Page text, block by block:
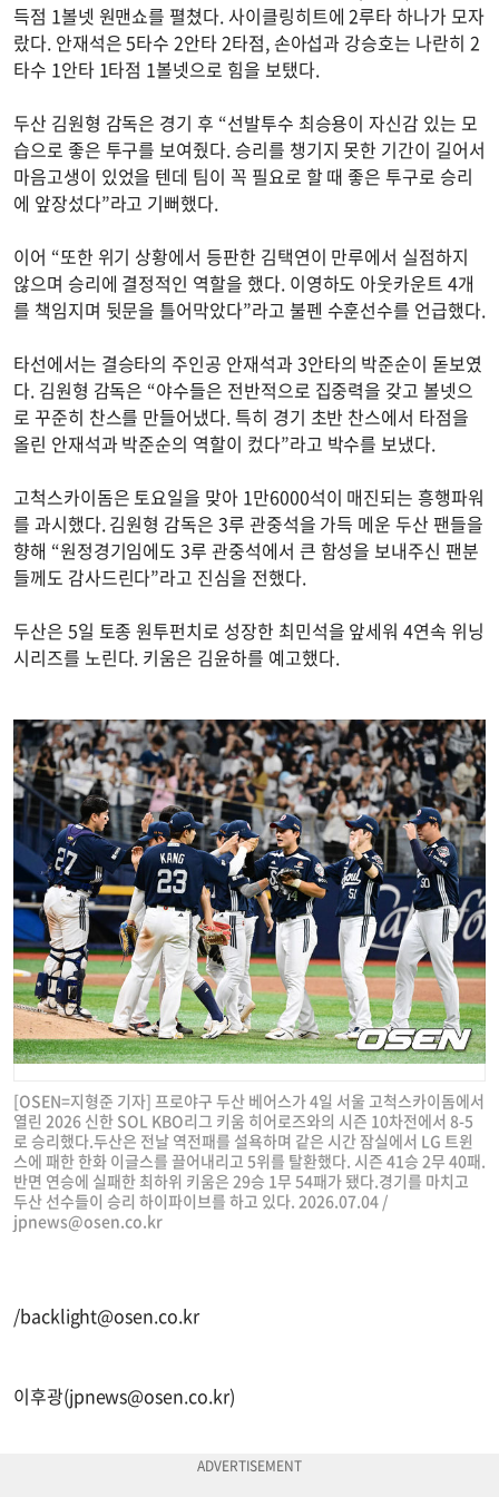
득점 1볼넷 원맨쇼를 펼쳤다. 사이클링히트에 2루타 하나가 모자
랐다. 안재석은 5타수 2안타 2타점, 손아섭과 강승호는 나란히 2
타수 1안타 1타점 1볼넷으로 힘을 보탰다.
두산 김원형 감독은 경기 후 “선발투수 최승용이 자신감 있는 모
습으로 좋은 투구를 보여줬다. 승리를 챙기지 못한 기간이 길어서
마음고생이 있었을 텐데 팀이 꼭 필요로 할 때 좋은 투구로 승리
에 앞장섰다”라고 기뻐했다.
이어 “또한 위기 상황에서 등판한 김택연이 만루에서 실점하지
않으며 승리에 결정적인 역할을 했다. 이영하도 아웃카운트 4개
를 책임지며 뒷문을 틀어막았다”라고 불펜 수훈선수를 언급했다.
타선에서는 결승타의 주인공 안재석과 3안타의 박준순이 돋보였
다. 김원형 감독은 “야수들은 전반적으로 집중력을 갖고 볼넷으
로 꾸준히 찬스를 만들어냈다. 특히 경기 초반 찬스에서 타점을
올린 안재석과 박준순의 역할이 컸다”라고 박수를 보냈다.
고척스카이돔은 토요일을 맞아 1만6000석이 매진되는 흥행파워
를 과시했다. 김원형 감독은 3루 관중석을 가득 메운 두산 팬들을
향해 “원정경기임에도 3루 관중석에서 큰 함성을 보내주신 팬분
들께도 감사드린다”라고 진심을 전했다.
두산은 5일 토종 원투펀치로 성장한 최민석을 앞세워 4연속 위닝
시리즈를 노린다. 키움은 김윤하를 예고했다.
[OSEN=지형준 기자] 프로야구 두산 베어스가 4일 서울 고척스카이돔에서
열린 2026 신한 SOL KBO리그 키움 히어로즈와의 시즌 10차전에서 8-5
로 승리했다.두산은 전날 역전패를 설욕하며 같은 시간 잠실에서 LG 트윈
스에 패한 한화 이글스를 끌어내리고 5위를 탈환했다. 시즌 41승 2무 40패.
반면 연승에 실패한 최하위 키움은 29승 1무 54패가 됐다.경기를 마치고
두산 선수들이 승리 하이파이브를 하고 있다. 2026.07.04 /
jpnews@osen.co.kr
/backlight@osen.co.kr
이후광(jpnews@osen.co.kr)